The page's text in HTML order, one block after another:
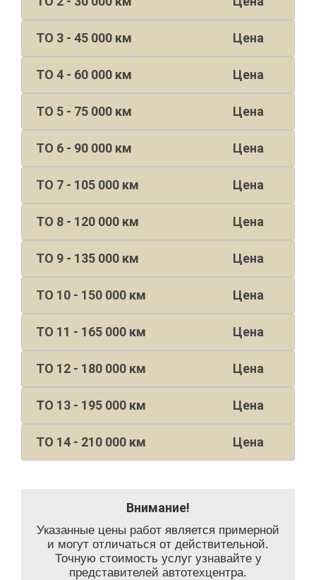
ТО 3 - 45 000 км Цена
ТО 4 - 60 000 км Цена
ТО 5 - 75 000 км Цена
ТО 6 - 90 000 км Цена
ТО 7 - 105 000 км Цена
ТО 8 - 120 000 км Цена
ТО 9 - 135 000 км Цена
ТО 10 - 150 000 км Цена
ТО 11 - 165 000 км Цена
ТО 12 - 180 000 км Цена
ТО 13 - 195 000 км Цена
ТО 14 - 210 000 км Цена
Внимание!
Указанные цены работ является примерной
и могут отличаться от действительной.
Точную стоимость услуг узнавайте у
представителей автотехцентра.